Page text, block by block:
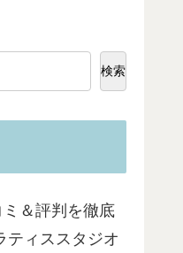
検索
ミ＆評判を徹底
ティススタジオ